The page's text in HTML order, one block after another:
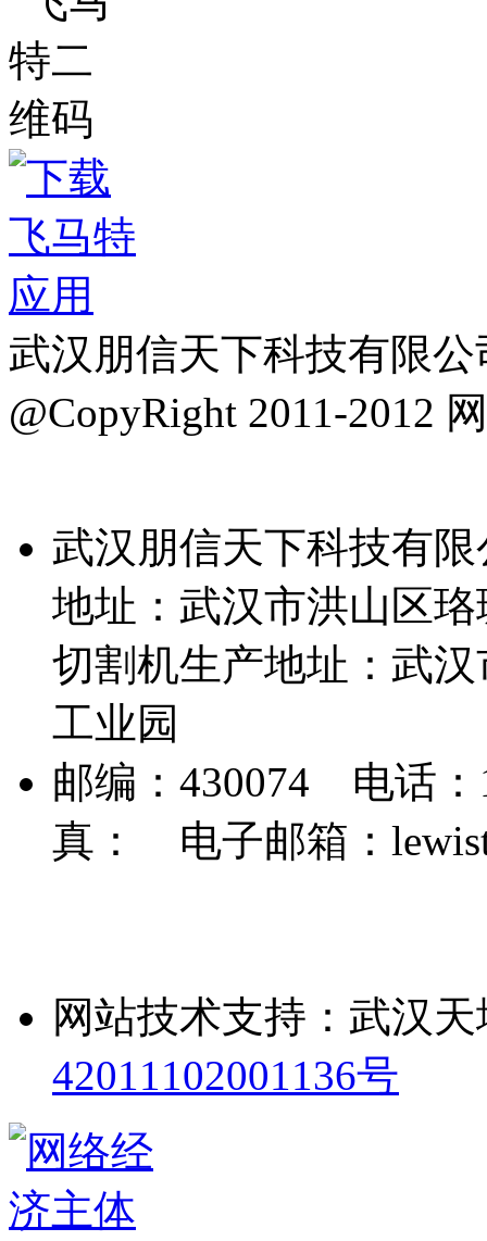
武汉朋信天下科技有限
@CopyRight 2011-2012
武汉朋信天下科技有
地址：武汉市洪山区
切割机生产地址：武
工业园
邮编：430074 电话：
真： 电子邮箱：
网站技术支持：武汉
42011102001136号